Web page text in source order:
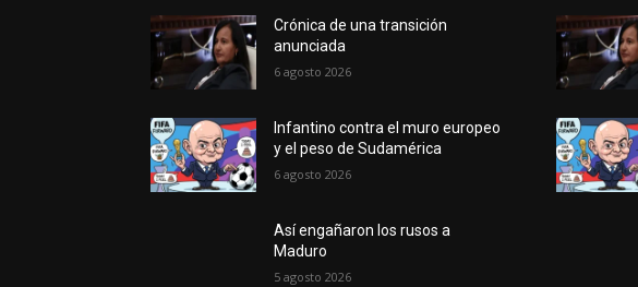
Crónica de una transición
anunciada
6 agosto 2026
Infantino contra el muro europeo
y el peso de Sudamérica
6 agosto 2026
Así engañaron los rusos a
Maduro
5 agosto 2026